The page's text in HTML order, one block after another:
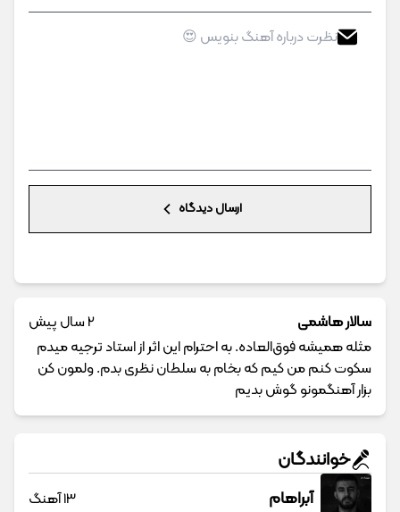
ارسال دیدگاه
سالار هاشمی
2 سال پیش
مثله همیشه فوق‌العاده. به احترام این اثر از استاد ترجیه میدم
سکوت کنم من کیم که بخام به سلطان نظری بدم. ولمون کن
بزار آهنگمونو گوش بدیم
خوانندگان
آبراهام 13 آهنگ